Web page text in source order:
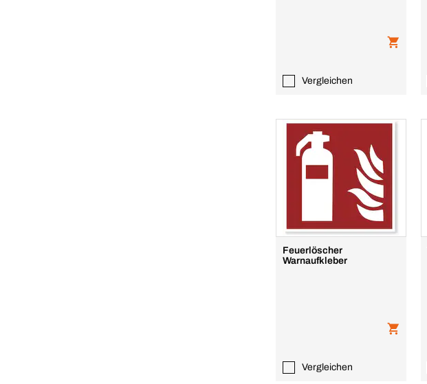
Vergleichen
Feuerlöscher
Warnaufkleber
Vergleichen